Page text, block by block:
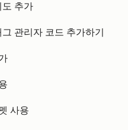
추가
관리자 코드 추가하기
사용